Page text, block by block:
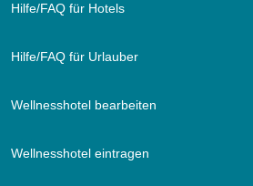
Hilfe/FAQ für Hotels
Hilfe/FAQ für Urlauber
Wellnesshotel bearbeiten
Wellnesshotel eintragen